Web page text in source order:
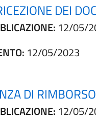
DEI
12/05/
12/05/2023
DI
12/05/